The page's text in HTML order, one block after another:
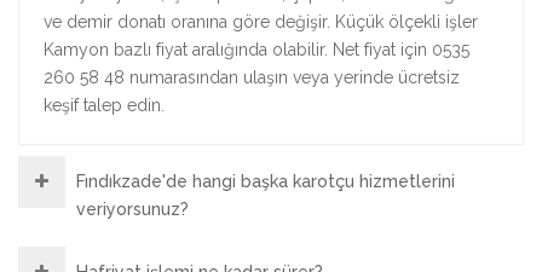
ve demir donatı oranına göre değişir. Küçük ölçekli işler
Kamyon bazlı fiyat aralığında olabilir. Net fiyat için 0535
260 58 48 numarasından ulaşın veya yerinde ücretsiz
keşif talep edin.
Fındıkzade'de hangi başka karotçu hizmetlerini
veriyorsunuz?